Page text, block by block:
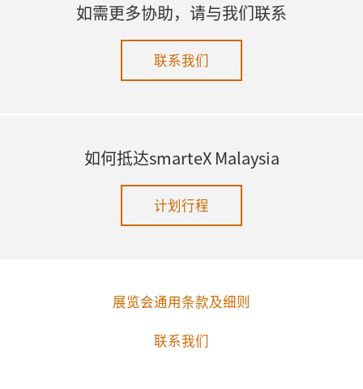
如需更多协助，请与我们联系
联系我们
如何抵达smarteX Malaysia
计划行程
展览会通用条款及细则
联系我们